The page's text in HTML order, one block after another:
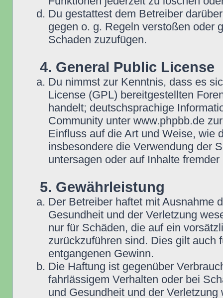
Du gestattest dem Betreiber
gegen o. g. Regeln verstoßen oder
Schaden zuzufügen.
4. General Public License
Du nimmst zur Kenntnis, dass es
License (GPL) bereitgestellten
handelt; deutschsprachige
Community unter www.phpbb.de
Einfluss auf die Art und Weise, wie
insbesondere die Verwendung der
untersagen oder auf Inhalte
5. Gewährleistung
Der Betreiber haftet mit Ausnahme
Gesundheit und der Verletzung
nur für Schäden, die auf ein
zurückzuführen sind. Dies gilt auch
entgangenen Gewinn.
Die Haftung ist gegenüber
fahrlässigem Verhalten oder bei
und Gesundheit und der